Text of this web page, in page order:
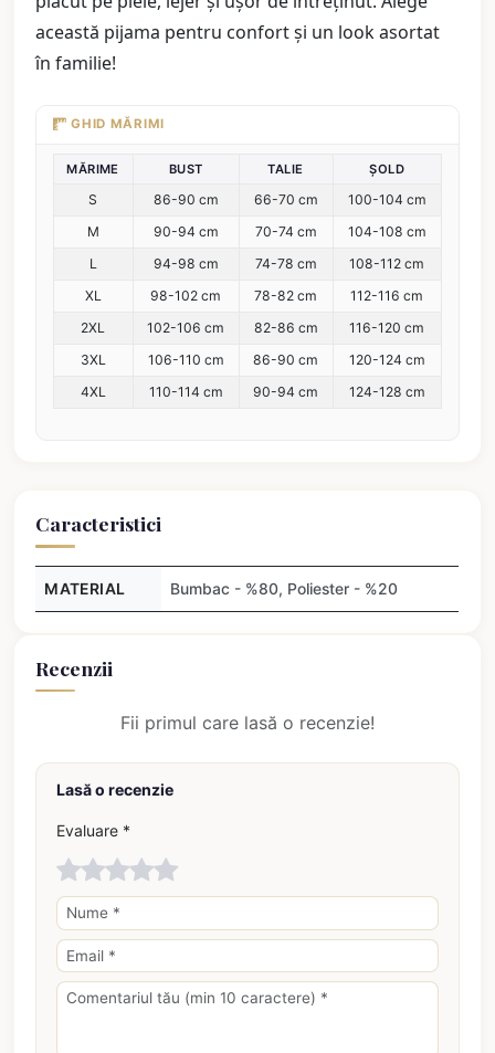
această pijama pentru confort și un look asortat
în familie!
GHID MĂRIMI
MĂRIME BUST TALIE ȘOLD
S 86-90 cm 66-70 cm
100-104 cm
M
90-94 cm 70-74 cm
104-108 cm
L
94-98 cm 74-78 cm
108-112 cm
XL
98-102 cm 78-82 cm
112-116 cm
2XL
102-106 cm 82-86 cm
116-120 cm
3XL
106-110 cm 86-90 cm
120-124 cm
4XL
110-114 cm 90-94 cm 124-128 cm
Caracteristici
MATERIAL Bumbac - %80, Poliester - %20
Recenzii
Fii primul care lasă o recenzie!
Lasă o recenzie
Evaluare *